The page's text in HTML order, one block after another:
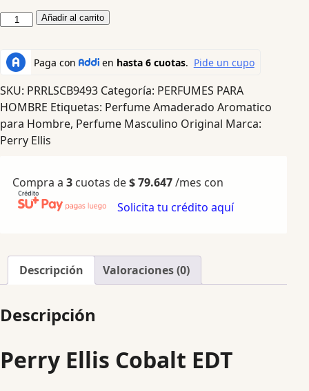
Añadir al carrito
SKU: PRRLSCB9493 Categoría: PERFUMES PARA
HOMBRE Etiquetas: Perfume Amaderado Aromatico
para Hombre, Perfume Masculino Original Marca:
Perry Ellis
Compra a 3 cuotas de$79.647/mes con
Solicita tu crédito aquí
Descripción Valoraciones (0)
Descripción
Perry Ellis Cobalt EDT